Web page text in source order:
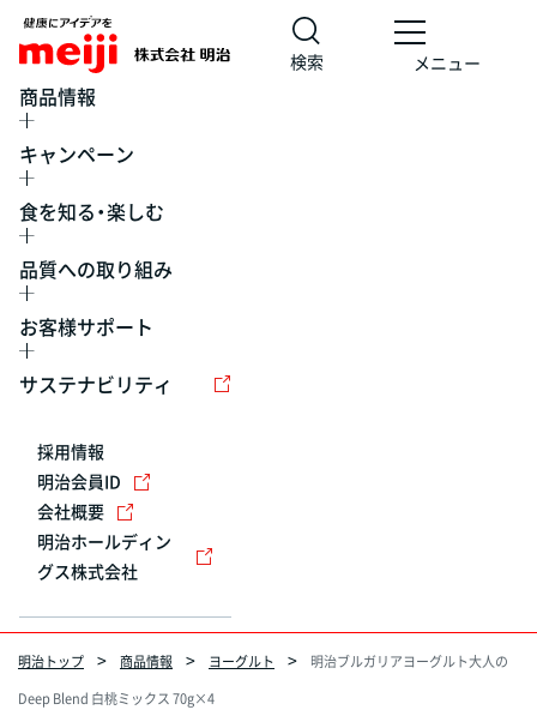
検索 メニュー
商品情報
キャンペーン
食を知る・楽しむ
品質への取り組み
お客様サポート
サステナビリティ
採用情報
明治会員ID
会社概要
明治ホールディン
グス株式会社
明治トップ 商品情報 ヨーグルト
明治ブルガリアヨーグルト大人の
Deep Blend 白桃ミックス 70g×4